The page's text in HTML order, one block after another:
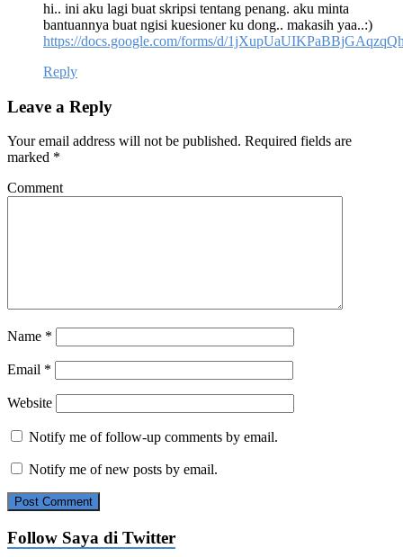
hi.. ini aku lagi buat skripsi tentang penang. aku minta
bantuannya buat ngisi kuesioner ku dong.. makasih yaa..:)
https://docs.google.com/forms/d/
Reply
Leave a Reply
Your email address will not be published. Required fields are
marked *
Comment
Name *
Email *
Website
Notify me of follow-up comments by email.
Notify me of new posts by email.
Follow Saya di Twitter